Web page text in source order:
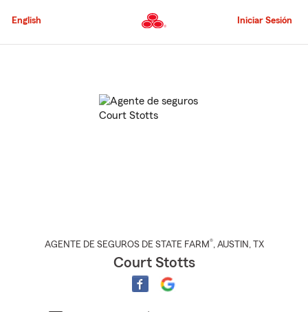
al
principal
English Iniciar Sesión
AGENTE DE SEGUROS DE STATE FARM®, AUSTIN , TX
Court Stotts